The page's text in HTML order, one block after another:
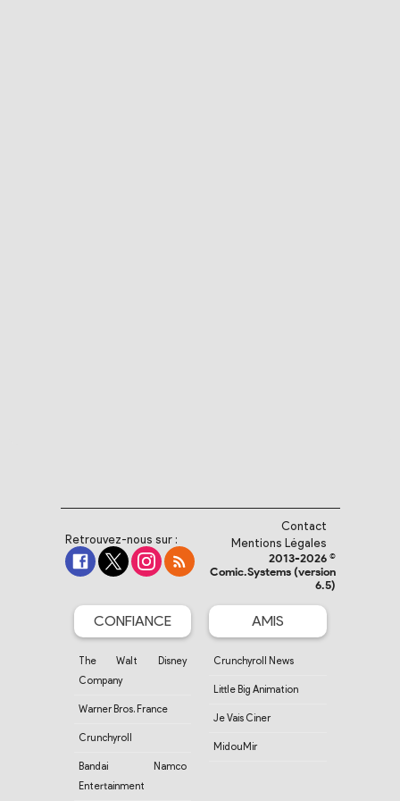
Retrouvez-nous sur :
Contact
Mentions Légales
2013-2026 ©
Comic.Systems (version
6.5)
CONFIANCE
The Walt Disney
Company
Warner Bros. France
Crunchyroll
Bandai Namco
Entertainment
AMIS
Crunchyroll News
Little Big Animation
Je Vais Ciner
MidouMir